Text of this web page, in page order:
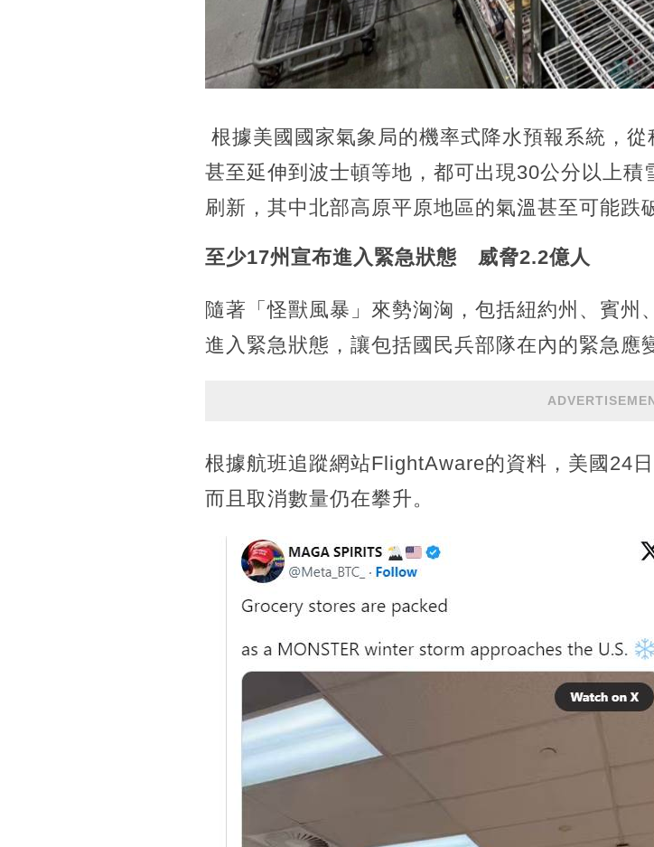
根據美國國家氣象局的機率式降水預報系統，
甚至延伸到波士頓等地，都可出現30公分以上
刷新，其中北部高原平原地區的氣溫甚至可能跌
至少17州宣布進入緊急狀態 威脅2.2億人
隨著「怪獸風暴」來勢洶洶，包括紐約州、賓州
進入緊急狀態，讓包括國民兵部隊在內的緊急應
根據航班追蹤網站FlightAware的資料，美國24
而且取消數量仍在攀升。